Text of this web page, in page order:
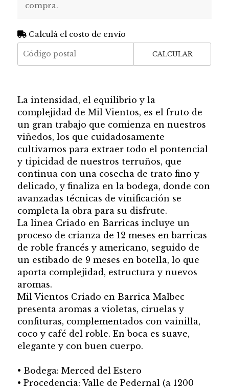
compra.
Calculá el costo de envío
CALCULAR
La intensidad, el equilibrio y la
complejidad de Mil Vientos, es el fruto de
un gran trabajo que comienza en nuestros
viñedos, los que cuidadosamente
cultivamos para extraer todo el pontencial
y tipicidad de nuestros terruños, que
continua con una cosecha de trato fino y
delicado, y finaliza en la bodega, donde con
avanzadas técnicas de vinificación se
completa la obra para su disfrute.
La linea Criado en Barricas incluye un
proceso de crianza de 12 meses en barricas
de roble francés y americano, seguido de
un estibado de 9 meses en botella, lo que
aporta complejidad, estructura y nuevos
aromas.
Mil Vientos Criado en Barrica Malbec
presenta aromas a violetas, ciruelas y
confituras, complementados con vainilla,
coco y café del roble. En boca es suave,
elegante y con buen cuerpo.
• Bodega: Merced del Estero
• Procedencia: Valle de Pedernal (a 1200